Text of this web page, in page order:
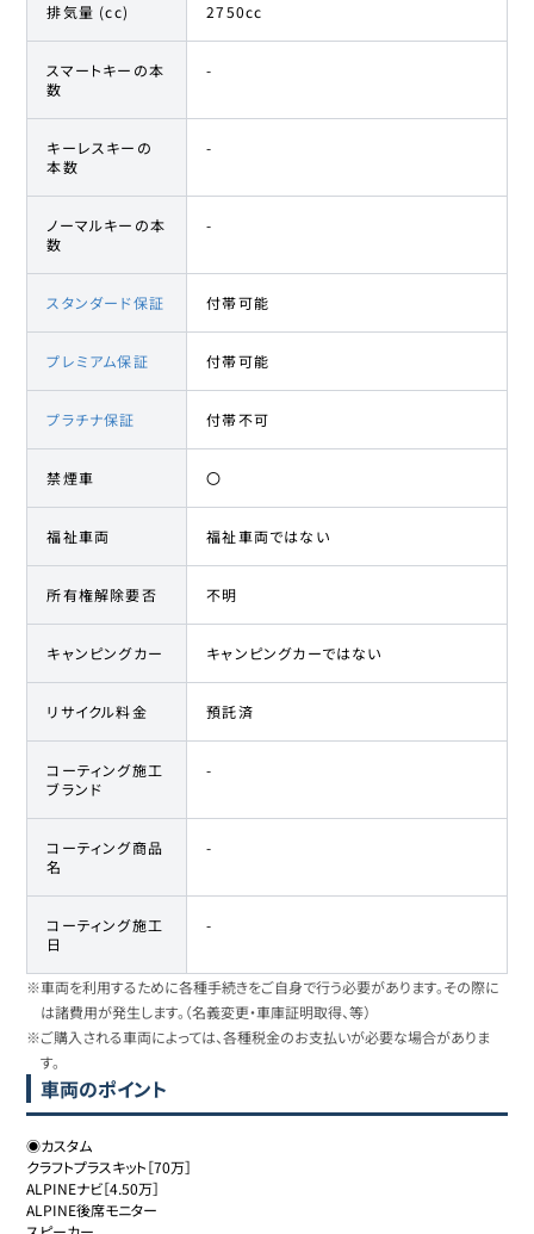
排気量 (cc) 2750cc
スマートキーの本
数
-
キーレスキーの
本数
-
ノーマルキーの本
数
-
スタンダード保証 付帯可能
プレミアム保証 付帯可能
プラチナ保証 付帯不可
禁煙車 〇
福祉車両 福祉車両ではない
所有権解除要否 不明
キャンピングカー キャンピングカーではない
リサイクル料金 預託済
コーティング施工
ブランド
-
コーティング商品
名
-
コーティング施工
日
-
※車両を利用するために各種手続きをご自身で行う必要があります。その際に
は諸費用が発生します。（名義変更・車庫証明取得、等）
※ご購入される車両によっては、各種税金のお支払いが必要な場合がありま
す。
車両のポイント
◉カスタム
クラフトプラスキット［70万］
ALPINEナビ［4.50万］
ALPINE後席モニター